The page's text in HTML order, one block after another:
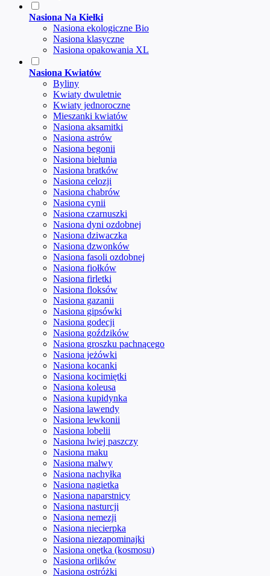
Nasiona Na Kiełki
Nasiona ekologiczne Bio
Nasiona klasyczne
Nasiona opakowania XL
Nasiona Kwiatów
Byliny
Kwiaty dwuletnie
Kwiaty jednoroczne
Mieszanki kwiatów
Nasiona aksamitki
Nasiona astrów
Nasiona begonii
Nasiona bielunia
Nasiona bratków
Nasiona celozji
Nasiona chabrów
Nasiona cynii
Nasiona czarnuszki
Nasiona dyni ozdobnej
Nasiona dziwaczka
Nasiona dzwonków
Nasiona fasoli ozdobnej
Nasiona fiołków
Nasiona firletki
Nasiona floksów
Nasiona gazanii
Nasiona gipsówki
Nasiona godecji
Nasiona goździków
Nasiona groszku pachnącego
Nasiona jeżówki
Nasiona kocanki
Nasiona kocimiętki
Nasiona koleusa
Nasiona kupidynka
Nasiona lawendy
Nasiona lewkonii
Nasiona lobelii
Nasiona lwiej paszczy
Nasiona maku
Nasiona malwy
Nasiona nachyłka
Nasiona nagietka
Nasiona naparstnicy
Nasiona nasturcji
Nasiona nemezji
Nasiona niecierpka
Nasiona niezapominajki
Nasiona onętka (kosmosu)
Nasiona orlików
Nasiona ostróżki